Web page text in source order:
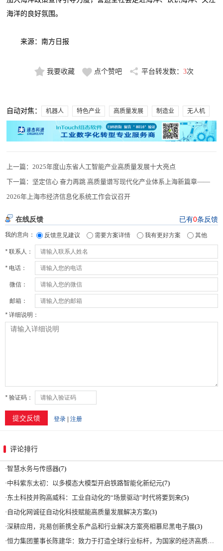
海洋的良好氛围。
来源：南方日报
我要收藏 点个赞吧 平台转发数： 3次
自动对焦： 机器人 特色产业 高质量发展 制造业 无人机
上一篇：2025年度山东省人工智能产业高质量发展十大亮点
下一篇： 坚定信心 奋力再跳 高质量谱写现代化产业体系上海新篇章——
2026年上海市经济信息化系统工作会议召开
评论排行
·智慧水务与传感器(7)
·中科紫东太初：以多模态大模型开启铁路智能化新纪元(7)
·东土科技并购高威科：工业自动化的“场景驱动”时代将要到来(5)
· 自动化网诚征自动化科技赋能高质量发展解决方案(3)
·深耕应用，兆易创新携全系产品和行业解决方案亮相慕尼黑电子展(3)
·恒力集团董事长陈建华：致力于打造全球行业标杆，为国家的经济高质量发展贡献更大力量|上海电气集团党委书记、董事长吴磊来访